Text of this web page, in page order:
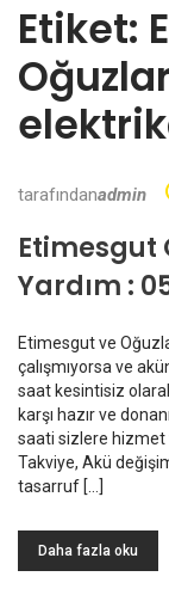
Etiket:
tarafındanadmin
Etimesgut
Yardım :
Etimesgut ve
çalışmıyorsa ve
saat kesintisiz
karşı hazır ve
saati sizlere hizmet
Takviye, Akü
tasarruf […]
Daha fazla oku